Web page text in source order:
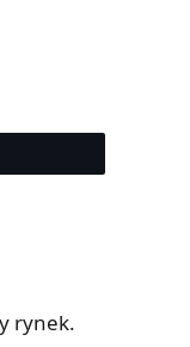
rynek.